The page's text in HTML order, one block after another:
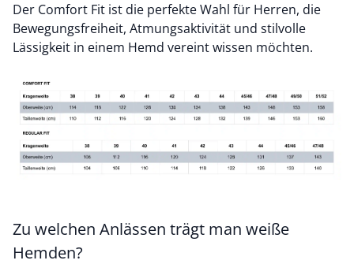
Der Comfort Fit ist die perfekte Wahl für Herren, die
Bewegungsfreiheit, Atmungsaktivität und stilvolle
Lässigkeit in einem Hemd vereint wissen möchten.
Zu welchen Anlässen trägt man weiße
Hemden?